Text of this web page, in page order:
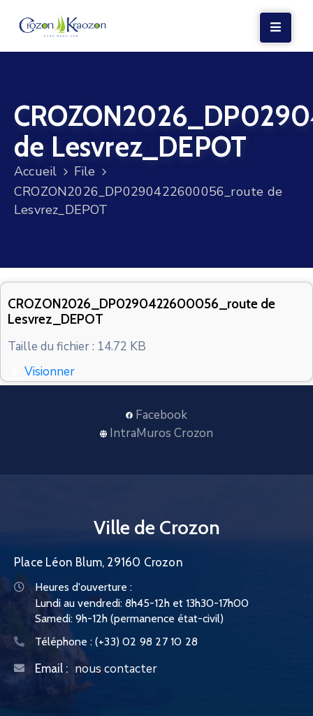
VIE
LOCALE
VIE
SOCIALE
TERRE
VOS
CONTACT
de Lesvrez_DEPOT
Accueil
File
CROZON2026_DP0290422600056_route de
Lesvrez_DEPOT
CROZON2026_DP0290422600056_route de
Lesvrez_DEPOT
Taille du fichier : 14.72 KB
Visionner
Facebook
IntraMuros Crozon
Ville de Crozon
Place Léon Blum, 29160 Crozon
Heures d'ouverture :
Lundi au vendredi: 8h45-12h et 13h30-17h00
Samedi: 9h-12h (permanence état-civil)
Téléphone : (+33) 02 98 27 10 28
Email : nous contacter